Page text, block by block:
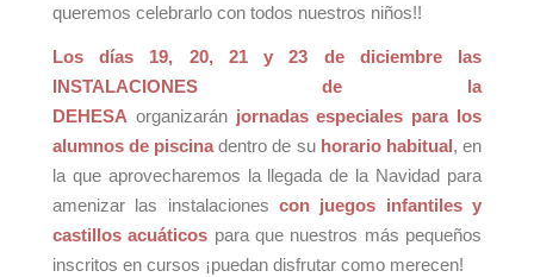
queremos celebrarlo con todos nuestros niños!!
Los días 19, 20, 21 y 23 de diciembre las
INSTALACIONES de la
DEHESAorganizarán jornadas especiales para los
alumnos de piscinadentro de su horario habitual, en
la que aprovecharemos la llegada de la Navidad para
amenizar las instalaciones con juegos infantiles y
castillos acuáticos para que nuestros más pequeños
inscritos en cursos ¡puedan disfrutar como merecen!